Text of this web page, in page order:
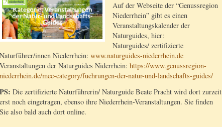
Auf der Webseite der “Genussregion
Niederrhein” gibt es einen
Veranstaltungskalender der
Naturguides, hier:
Naturguides/ zertifizierte
Naturführer/innen Niederrhein: www.naturguides-niederrhein.de
Veranstaltungen der Naturguides Niderrhein: https://www.genussregion-
niederrhein.de/mec-category/fuehrungen-der-natur-und-landschafts-guides/
PS: Die zertifizierte Naturführerin/ Naturguide Beate Pracht wird dort zurzeit
erst noch eingetragen, ebenso ihre Niederrhein-Veranstaltungen. Sie finden
Sie also bald auch dort online.